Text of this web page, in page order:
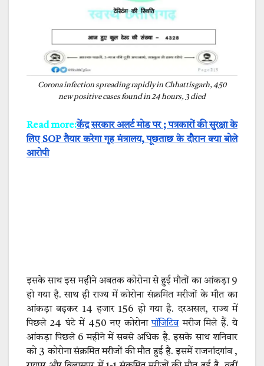
Corona infection spreading rapidly in Chhattisgarh, 450
new positive cases found in 24 hours, 3 died
Read more:केंद्र सरकार अलर्ट मोड पर ; पत्रकारों की सुरक्षा के
लिए SOP तैयार करेगा गृह मंत्रालय, पूछताछ के दौरान क्या बोले
आरोपी
इसके साथ इस महीने अबतक कोरोना से हुई मौतों का आंकड़ा 9
हो गया है. साथ ही राज्य में कोरोना संक्रमित मरीजों के मौत का
आंकड़ा बढ़कर 14 हजार 156 हो गया है. दरअसल, राज्य में
पिछले 24 घंटे में 450 नए कोरोनापॉजिटिवमरीज मिले हैं. ये
आंकड़ा पिछले 6 महीने में सबसे अधिक है. इसके साथ शनिवार
को 3 कोरोना संक्रमित मरीजों की मौत हुई है. इसमें राजनांदगांव ,